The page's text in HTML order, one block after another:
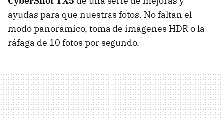
ayudas para que nuestras fotos. No faltan el
modo panorámico, toma de imágenes HDR o la
ráfaga de 10 fotos por segundo.